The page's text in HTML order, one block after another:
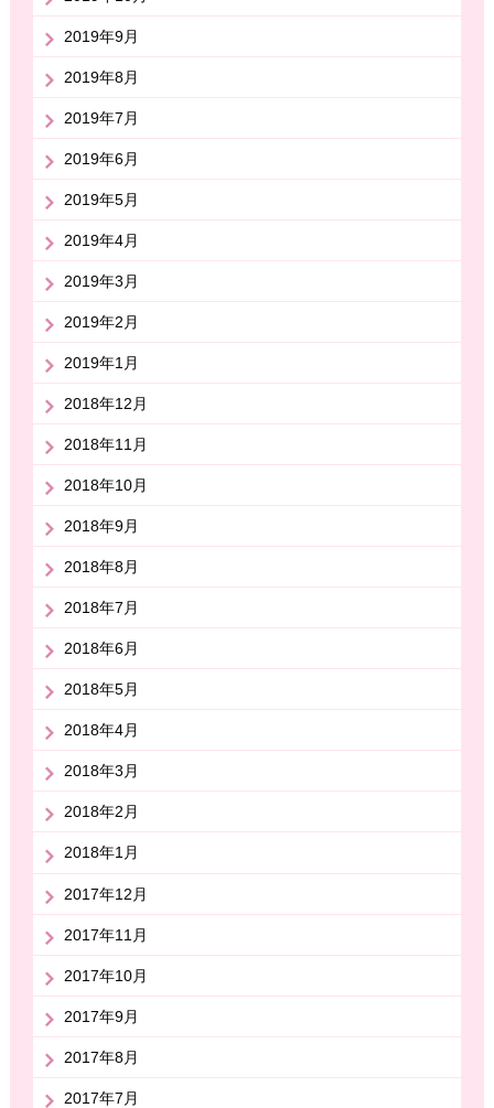
2019年9月
2019年8月
2019年7月
2019年6月
2019年5月
2019年4月
2019年3月
2019年2月
2019年1月
2018年12月
2018年11月
2018年10月
2018年9月
2018年8月
2018年7月
2018年6月
2018年5月
2018年4月
2018年3月
2018年2月
2018年1月
2017年12月
2017年11月
2017年10月
2017年9月
2017年8月
2017年7月